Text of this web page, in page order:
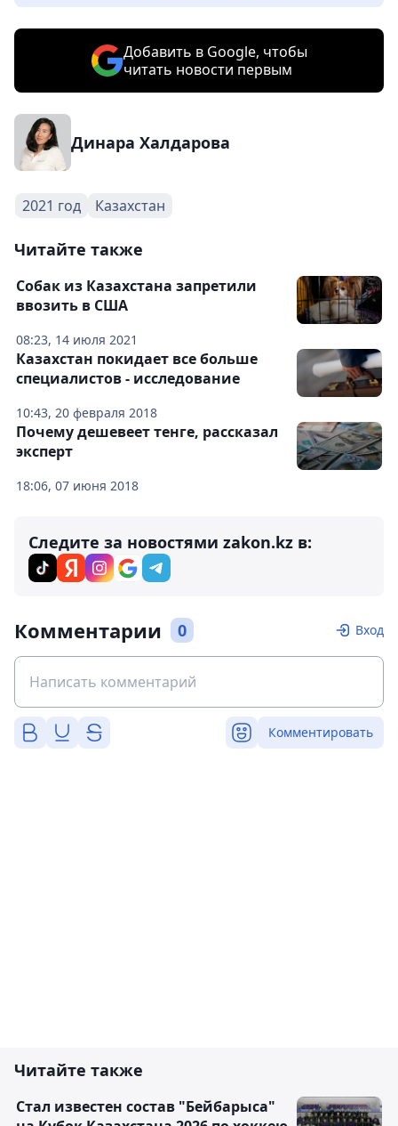
Добавить в Google, чтобы
читать новости первым
Динара Халдарова
2021 год Казахстан
Читайте также
08:23, 14 июля 2021
Собак из Казахстана запретили
ввозить в США
10:43, 20 февраля 2018
Казахстан покидает все больше
специалистов - исследование
18:06, 07 июня 2018
Почему дешевеет тенге, рассказал
эксперт
Следите за новостями zakon.kz в:
Комментарии 0 Вход
Комментировать
Читайте также
Стал известен состав "Бейбарыса"